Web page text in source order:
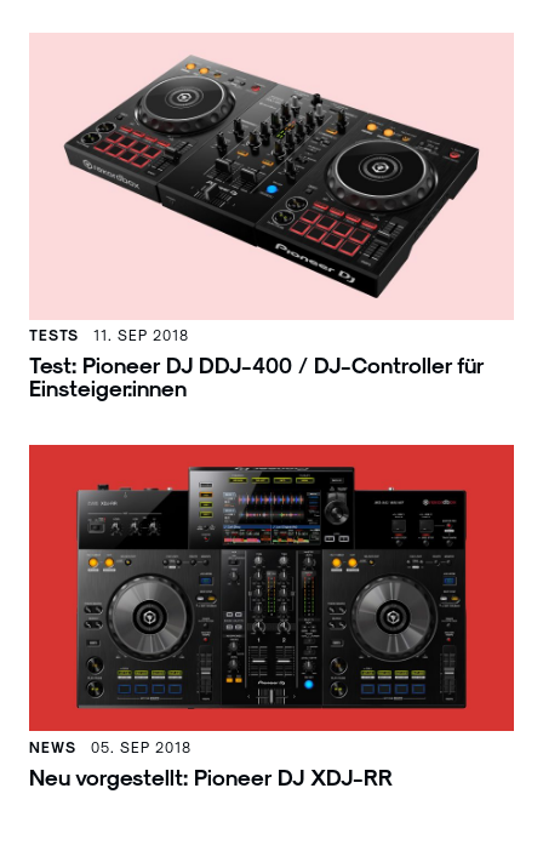
TESTS 11. SEP 2018
Test: Pioneer DJ DDJ-400 / DJ-Controller für
Einsteiger:innen
NEWS 05. SEP 2018
Neu vorgestellt: Pioneer DJ XDJ-RR